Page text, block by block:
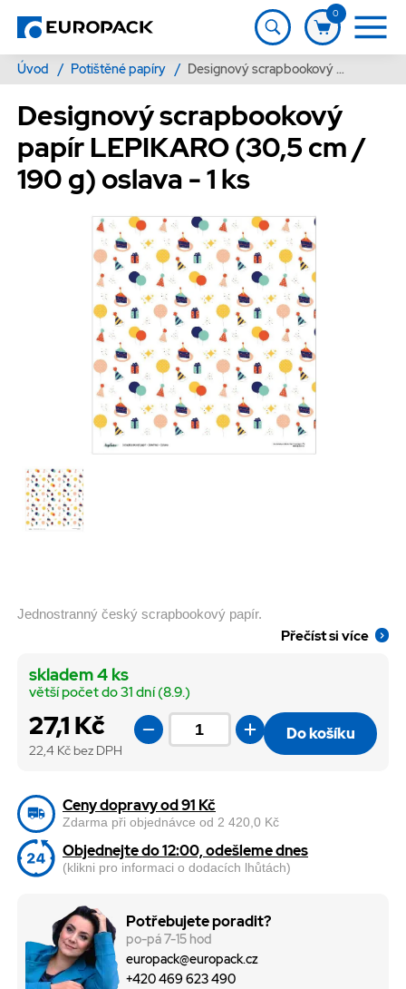
0
Úvod / Potištěné papíry / Designový scrapbookový papír LEPIKARO (30,5 cm / 190 g) oslava - 1 ks
Designový scrapbookový
papír LEPIKARO (30,5 cm /
190 g) oslava - 1 ks
Jednostranný český scrapbookový papír.
Přečíst si více
27,1 Kč
22,4 Kč bez DPH
skladem 4 ks
větší počet do 31 dní (8.9.)
Do košíku
Ceny dopravy od 91 Kč
Zdarma při objednávce od 2 420,0 Kč
Objednejte do 12:00, odešleme dnes
(klikni pro informaci o dodacích lhůtách)
Potřebujete poradit?
po-pá 7-15 hod
europack@europack.cz
+420 469 623 490